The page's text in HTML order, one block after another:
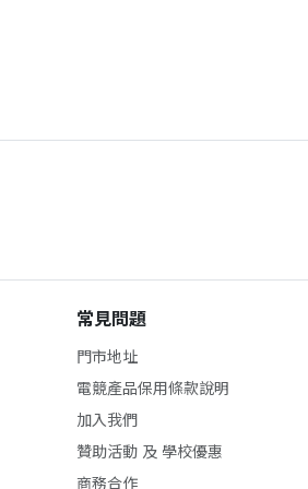
常見問題
門市地址
電競產品保用條款說明
加入我們
贊助活動 及 學校優惠
商務合作